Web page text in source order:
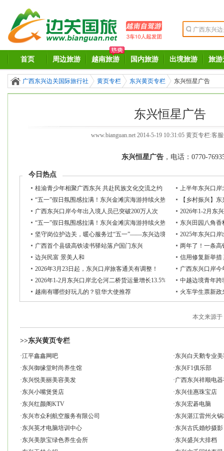
首页 周边旅游 越南旅游 国内旅游 出境旅游 旅游
广西东兴边关国际旅行社 黄页专栏 东兴黄页专栏 东兴恒星广告
东兴恒星广告
www.bianguan.net2014-5-19 10:31:05 黄页专栏:客
东兴恒星广告 ，电话：0770-
今日热点
桂渝青少年相聚广西东兴 共赴民族文化交流之约
上半年东兴口岸
“五一”假日氛围感拉满！东兴金滩滨海游持续火热 八方游客逐浪赴约
【乡村振兴】
广西东兴口岸今年出入境人员已突破200万人次
2026年1-2月东
“五一”假日氛围感拉满！东兴金滩滨海游持续火热 八方游客逐浪赴约
东兴田园八角
坚守岗位护边关，暖心服务过“五一”——东兴边境检查站全力保畅通
2025年东兴口
广西首个县级高铁读书驿站落户国门东兴
两年了！一条高
边兴民富 景美人和
信用修复新举措
2026年3月23日起，东兴口岸旅客通关有调整！
广西东兴口岸今
2026年1-2月东兴口岸北仑河二桥货运量增长13.5%
中越边境青年跨
越南有哪些好玩儿的？驻华大使推荐
火车学生票新
本文来源
>>东兴黄页专栏
·江平鑫鑫网吧 ·东兴白天鹅专业
·东兴御缘堂时尚养生馆 ·东兴F1俱乐部
·东兴悦美丽美容美发 ·广西东兴祥顺电
·东兴小嘴煲煲店 ·东兴佳惠珠宝店
·东兴红颜阁KTV ·东兴宏碁电脑
·东兴市众利航空服务有限公司 ·东兴湛江雷州火
·东兴英才电脑培训中心 ·东兴古氏婚纱摄影
·东兴美肤宝绿色养生会所 ·东兴盛兴大排档